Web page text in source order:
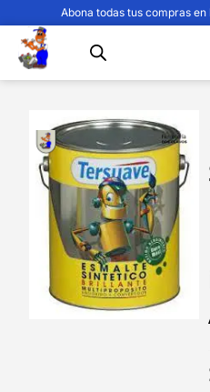
Abona todas tus compras